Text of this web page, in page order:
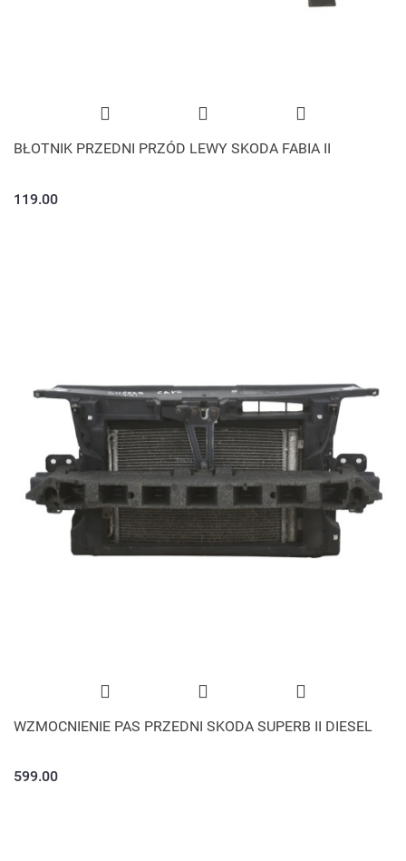
BŁOTNIK PRZEDNI PRZÓD LEWY SKODA FABIA II
119.00
WZMOCNIENIE PAS PRZEDNI SKODA SUPERB II DIESEL
599.00